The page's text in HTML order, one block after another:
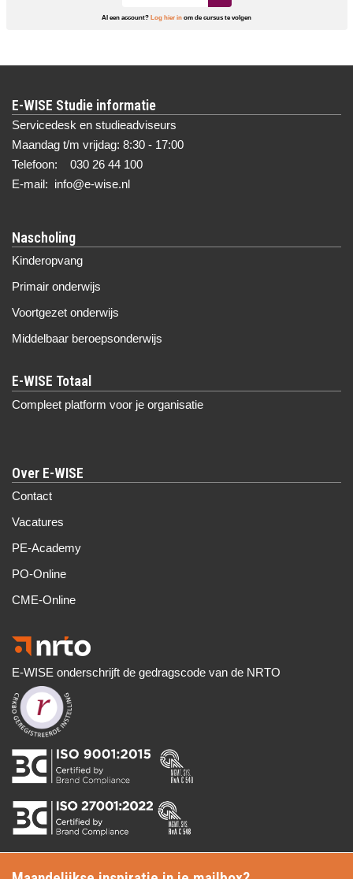
Al een account? Log hier in om de cursus te volgen
E-WISE Studie informatie
Servicedesk en studieadviseurs
Maandag t/m vrijdag: 8:30 - 17:00
Telefoon: 030 26 44 100
E-mail: info@e-wise.nl
Nascholing
Kinderopvang
Primair onderwijs
Voortgezet onderwijs
Middelbaar beroepsonderwijs
Compleet platform voor je organisatie
Over E-WISE
Contact
Vacatures
PE-Academy
PO-Online
CME-Online
E-WISE onderschrijft de gedragscode van de NRTO